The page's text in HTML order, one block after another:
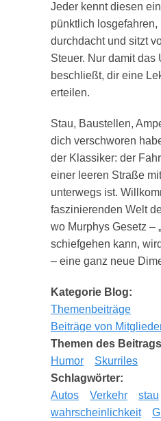
Jeder kennt diesen
pünktlich losgefahren,
durchdacht und sitzt
Steuer. Nur damit das
beschließt, dir eine
erteilen.
Stau, Baustellen,
dich verschworen
der Klassiker: der
einer leeren Straße
unterwegs ist.
faszinierenden Welt
wo Murphys Gesetz –
schiefgehen kann,
– eine ganz neue
Kategorie Blog:
Themenbeiträge
Beiträge von
Themen des
Humor
Skurriles
Schlagwörter:
Autos
Verkehr stau
wahrscheinlichkeit